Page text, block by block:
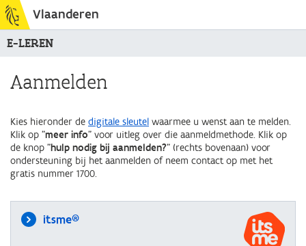
Vlaanderen
E-LEREN
Aanmelden
Kies hieronder de digitale sleutel waarmee u wenst aan te melden.
Klik op "meer info" voor uitleg over die aanmeldmethode. Klik op
de knop "hulp nodig bij aanmelden?" (rechts bovenaan) voor
ondersteuning bij het aanmelden of neem contact op met het
gratis nummer 1700.
itsme®